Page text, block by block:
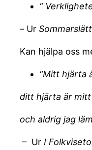
“
– Ur Sommarslätt
Kan hjälpa oss
“Mitt hjärta
ditt hjärta är mitt
och aldrig jag
– Ur I